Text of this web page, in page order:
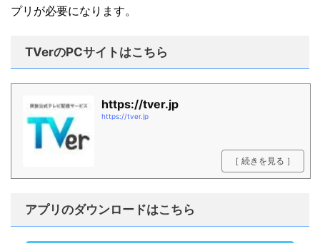
プリが必要になります。
TVerのPCサイトはこちら
https://tver.jp
https://tver.jp
［ 続きを見る ］
アプリのダウンロードはこちら